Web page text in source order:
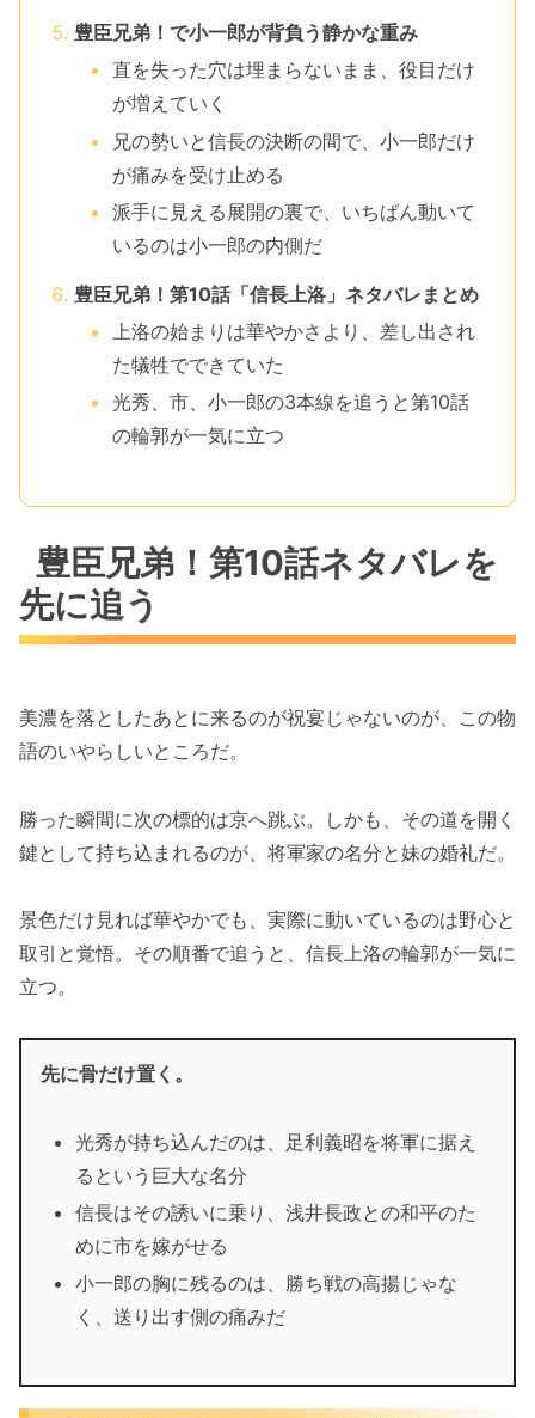
豊臣兄弟！で小一郎が背負う静かな重み
直を失った穴は埋まらないまま、役目だけ
が増えていく
兄の勢いと信長の決断の間で、小一郎だけ
が痛みを受け止める
派手に見える展開の裏で、いちばん動いて
いるのは小一郎の内側だ
豊臣兄弟！第10話「信長上洛」ネタバレまとめ
上洛の始まりは華やかさより、差し出され
た犠牲でできていた
光秀、市、小一郎の3本線を追うと第10話
の輪郭が一気に立つ
豊臣兄弟！第10話ネタバレを
先に追う
美濃を落としたあとに来るのが祝宴じゃないのが、この物
語のいやらしいところだ。
勝った瞬間に次の標的は京へ跳ぶ。しかも、その道を開く
鍵として持ち込まれるのが、将軍家の名分と妹の婚礼だ。
景色だけ見れば華やかでも、実際に動いているのは野心と
取引と覚悟。その順番で追うと、信長上洛の輪郭が一気に
立つ。
先に骨だけ置く。
光秀が持ち込んだのは、足利義昭を将軍に据え
るという巨大な名分
信長はその誘いに乗り、浅井長政との和平のた
めに市を嫁がせる
小一郎の胸に残るのは、勝ち戦の高揚じゃな
く、送り出す側の痛みだ